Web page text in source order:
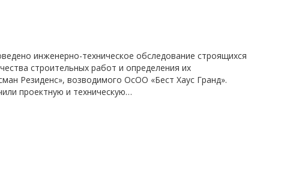
инженерно-техническое обследование строящихся
строительных работ и определения их
Резиденс», возводимого ОсОО «Бест Хаус Гранд».
проектную и техническую…